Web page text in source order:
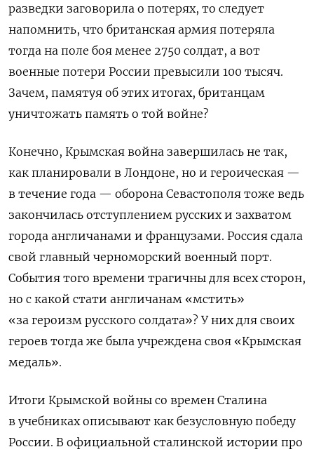
разведки заговорила о потерях, то следует
напомнить, что британская армия потеряла
тогда на поле боя менее 2750 солдат, а вот
военные потери России превысили 100 тысяч.
Зачем, памятуя об этих итогах, британцам
уничтожать память о той войне?
Конечно, Крымская война завершилась не так,
как планировали в Лондоне, но и героическая —
в течение года — оборона Севастополя тоже ведь
закончилась отступлением русских и захватом
города англичанами и французами. Россия сдала
свой главный черноморский военный порт.
События того времени трагичны для всех сторон,
но с какой стати англичанам «мстить»
«за героизм русского солдата»? У них для своих
героев тогда же была учреждена своя «Крымская
медаль».
Итоги Крымской войны со времен Сталина
в учебниках описывают как безусловную победу
России. В официальной сталинской истории про